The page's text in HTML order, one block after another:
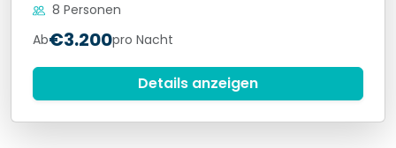
8 Personen
Ab€3.200pro Nacht
Details anzeigen